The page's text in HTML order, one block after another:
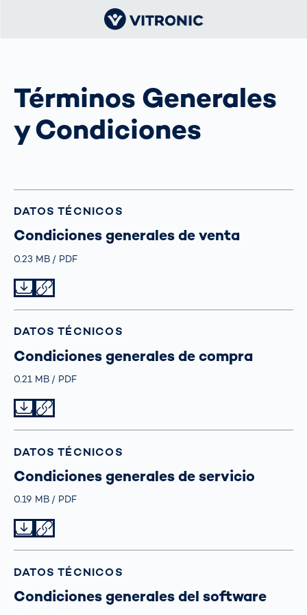
Términos Generales
y Condiciones
DATOS TÉCNICOS
Condiciones generales de venta
Größe
0.23 MB TypPDF
DATOS TÉCNICOS
Condiciones generales de compra
Größe
0.21 MB TypPDF
DATOS TÉCNICOS
Condiciones generales de servicio
Größe
0.19 MB TypPDF
DATOS TÉCNICOS
Condiciones generales del software